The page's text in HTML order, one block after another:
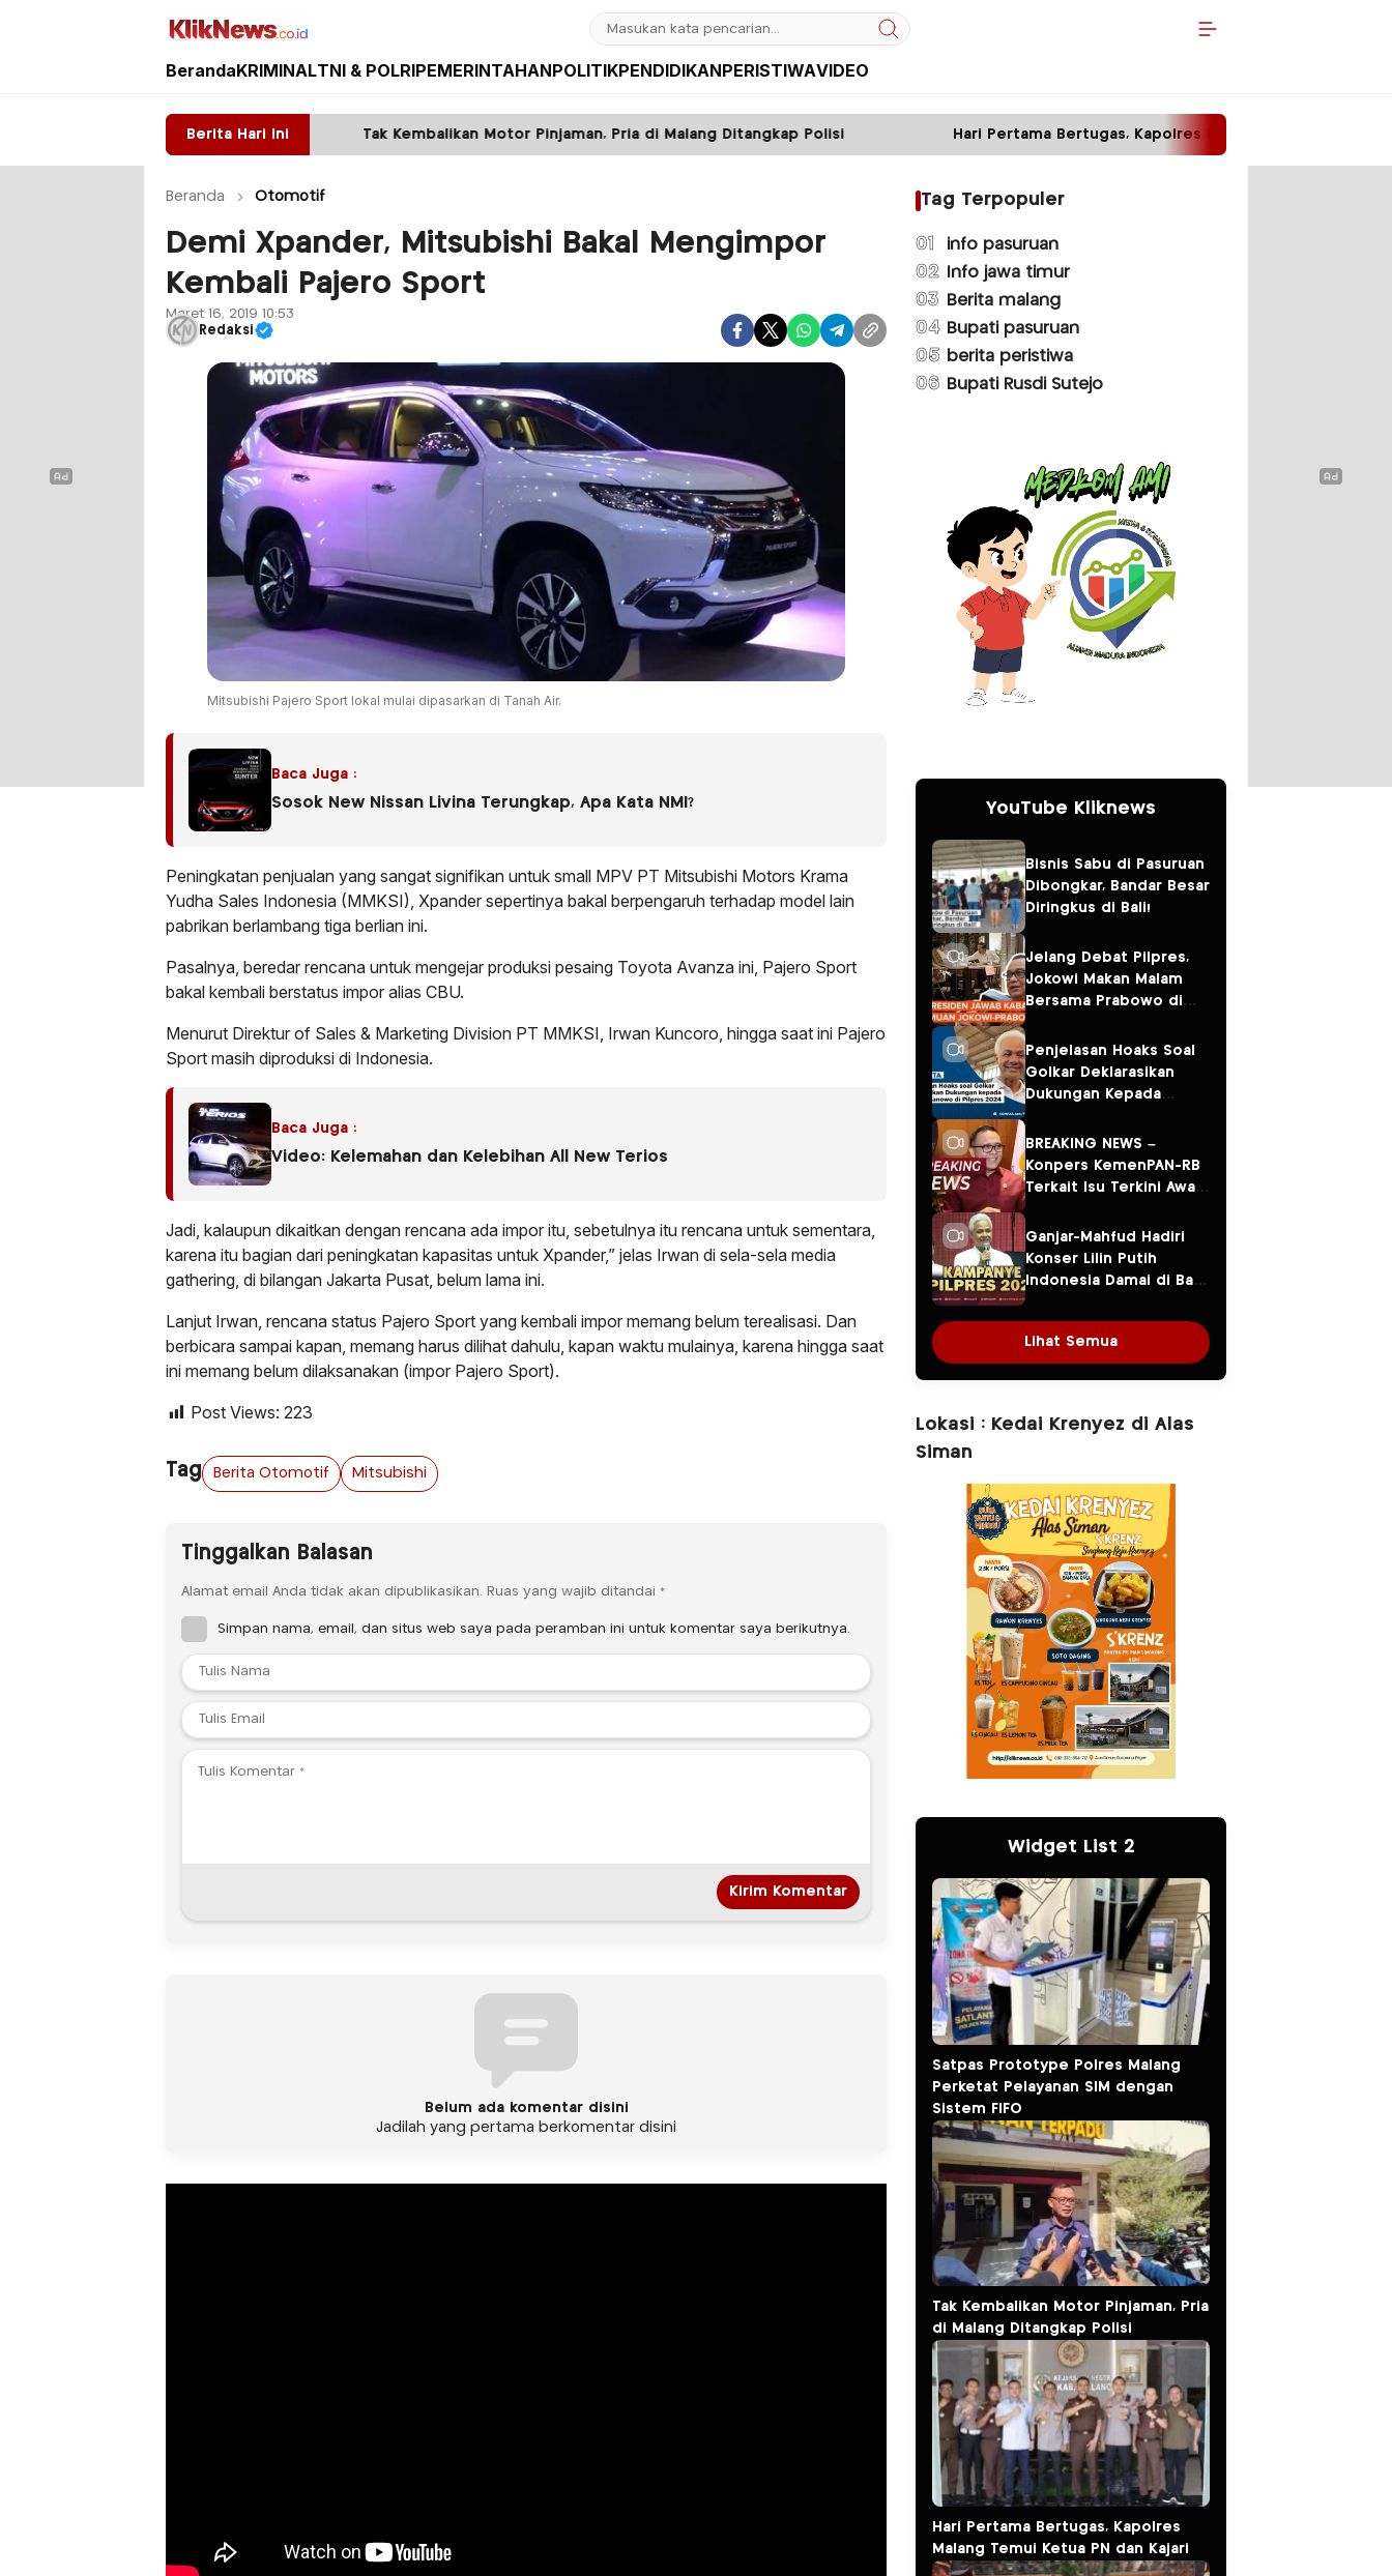
Kliknews.co.id
BerandaKRIMINALTNI & POLRIPEMERINTAHANPOLITIKPENDIDIKANPERISTIWAVIDEO
Berita Hari Ini
Tak Kembalikan Motor Pinjaman, Pria di Malang Ditangkap Polisi Hari Pertama Bertugas, Kapolres Malang Temui Ketua PN dan Kajari
Beranda Otomotif
Demi Xpander, Mitsubishi Bakal Mengimpor
Kembali Pajero Sport
Maret 16, 2019 10:53
Redaksi
Mitsubishi Pajero Sport lokal mulai dipasarkan di Tanah Air.
Baca Juga :
Sosok New Nissan Livina Terungkap, Apa Kata NMI?
Peningkatan penjualan yang sangat signifikan untuk small MPV PT Mitsubishi Motors Krama
Yudha Sales Indonesia (MMKSI), Xpander sepertinya bakal berpengaruh terhadap model lain
pabrikan berlambang tiga berlian ini.
Pasalnya, beredar rencana untuk mengejar produksi pesaing Toyota Avanza ini, Pajero Sport
bakal kembali berstatus impor alias CBU.
Menurut Direktur of Sales & Marketing Division PT MMKSI, Irwan Kuncoro, hingga saat ini Pajero
Sport masih diproduksi di Indonesia.
Baca Juga :
Video: Kelemahan dan Kelebihan All New Terios
Jadi, kalaupun dikaitkan dengan rencana ada impor itu, sebetulnya itu rencana untuk sementara,
karena itu bagian dari peningkatan kapasitas untuk Xpander,” jelas Irwan di sela-sela media
gathering, di bilangan Jakarta Pusat, belum lama ini.
Lanjut Irwan, rencana status Pajero Sport yang kembali impor memang belum terealisasi. Dan
berbicara sampai kapan, memang harus dilihat dahulu, kapan waktu mulainya, karena hingga saat
ini memang belum dilaksanakan (impor Pajero Sport).
Post Views: 223
Tag Berita Otomotif Mitsubishi
Tinggalkan Balasan
Alamat email Anda tidak akan dipublikasikan. Ruas yang wajib ditandai *
Simpan nama, email, dan situs web saya pada peramban ini untuk komentar saya berikutnya.
Belum ada komentar disini
Jadilah yang pertama berkomentar disini
Tag Terpopuler
01 info pasuruan
02 Info jawa timur
03 Berita malang
04 Bupati pasuruan
05 berita peristiwa
06 Bupati Rusdi Sutejo
YouTube Kliknews
Bisnis Sabu di Pasuruan
Dibongkar, Bandar Besar
Diringkus di Bali!
Jelang Debat Pilpres,
Jokowi Makan Malam
Bersama Prabowo di
Penjelasan Hoaks Soal
Golkar Deklarasikan
Dukungan Kepada
Pilpres 2024
BREAKING NEWS –
Konpers KemenPAN-RB
Terkait Isu Terkini Awal
Ganjar-Mahfud Hadiri
Konser Lilin Putih
Indonesia Damai di Balai
Lihat Semua
Lokasi : Kedai Krenyez di Alas
Siman
Widget List 2
Satpas Prototype Polres Malang
Perketat Pelayanan SIM dengan
Sistem FIFO
Tak Kembalikan Motor Pinjaman, Pria
di Malang Ditangkap Polisi
Hari Pertama Bertugas, Kapolres
Malang Temui Ketua PN dan Kajari